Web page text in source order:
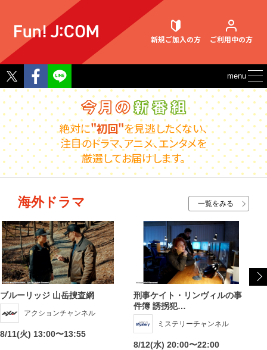
新規ご加入の方 ご利用中の方
契約内容確認・変更
お困りごと解決・よくあるご質問
Twitter
Facebook
menu
絶対に"初回"を見逃したくない、
注目のドラマ、アニメ、エンタメを
厳選してお届けします。
海外ドラマ 一覧をみる
ブルーリッジ 山岳捜査網
アクションチャンネル
8/11(火) 13:00〜13:55
刑事ケイト・リンヴィルの事
件簿 誘拐犯…
ミステリーチャンネル
8/12(水) 20:00〜22:00